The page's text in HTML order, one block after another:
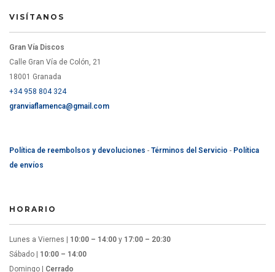
VISÍTANOS
Gran Vía Discos
Calle Gran Vía de Colón, 21
18001 Granada
+34 958 804 324
granviaflamenca@gmail.com
Política de reembolsos y devoluciones - Términos del Servicio - Política
de envíos
HORARIO
Lunes a Viernes | 10:00 – 14:00 y 17:00 – 20:30
Sábado | 10:00 – 14:00
Domingo | Cerrado